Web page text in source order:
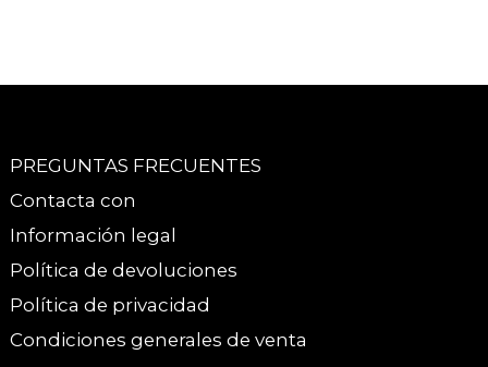
PREGUNTAS FRECUENTES
Contacta con
Información legal
Política de devoluciones
Política de privacidad
Condiciones generales de venta